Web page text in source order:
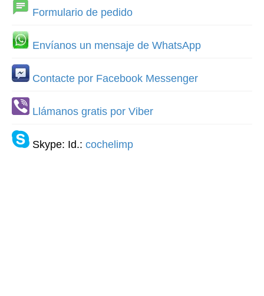
Formulario de pedido
Envíanos un mensaje de WhatsApp
Contacte por Facebook Messenger
Llámanos gratis por Viber
Skype: Id.: cochelimp